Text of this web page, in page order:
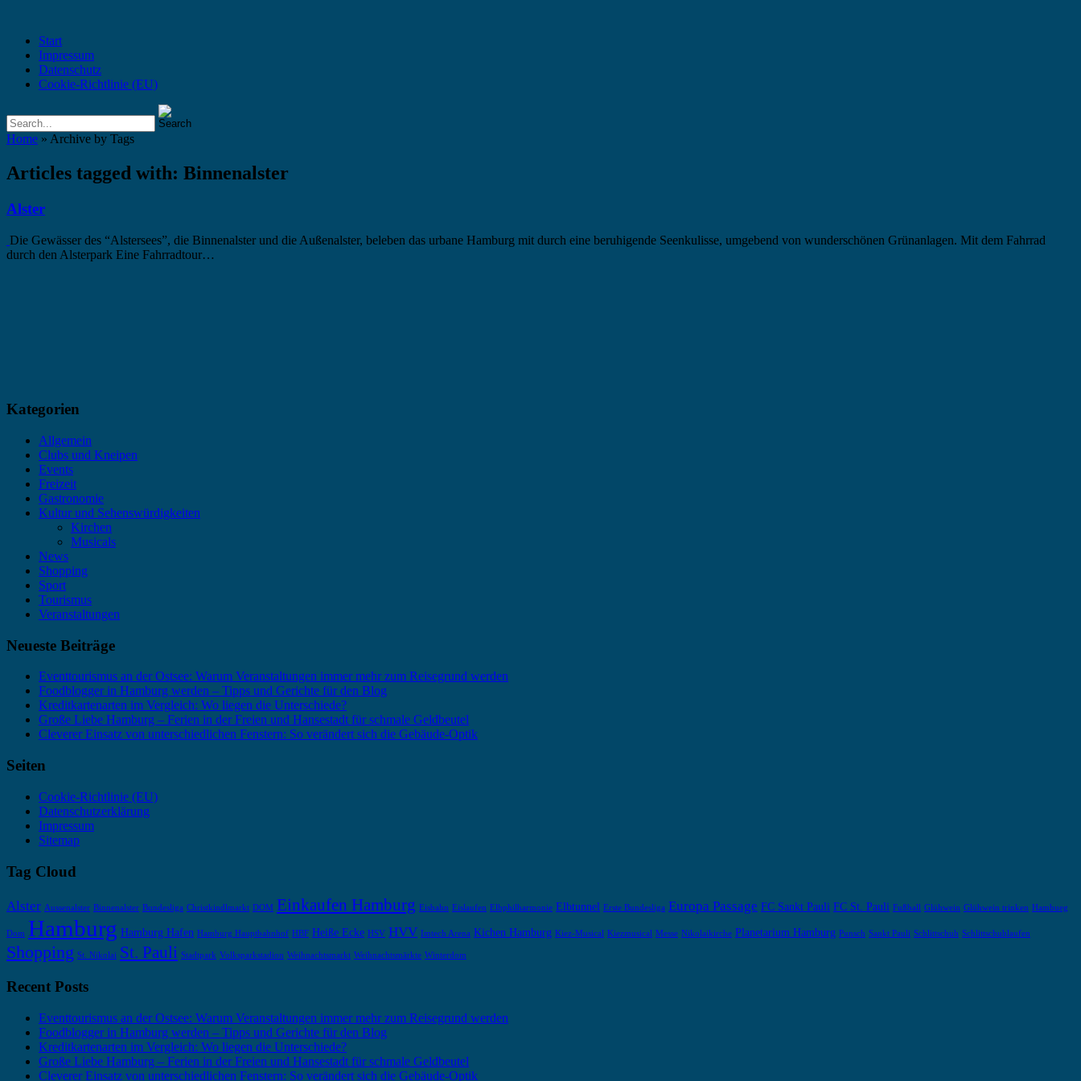
Start
Impressum
Datenschutz
Cookie-Richtlinie (EU)
Home » Archive by Tags
Articles tagged with: Binnenalster
Alster
Die Gewässer des “Alstersees”, die Binnenalster und die Außenalster, beleben das urbane Hamburg mit durch eine beruhigende Seenkulisse, umgebend von wunderschönen Grünanlagen. Mit dem Fahrrad
durch den Alsterpark Eine Fahrradtour…
Kategorien
Allgemein
Clubs und Kneipen
Events
Freizeit
Gastronomie
Kultur und Sehenswürdigkeiten
Kirchen
Musicals
News
Shopping
Sport
Tourismus
Veranstaltungen
Neueste Beiträge
Eventtourismus an der Ostsee: Warum Veranstaltungen immer mehr zum Reisegrund werden
Foodblogger in Hamburg werden – Tipps und Gerichte für den Blog
Kreditkartenarten im Vergleich: Wo liegen die Unterschiede?
Große Liebe Hamburg – Ferien in der Freien und Hansestadt für schmale Geldbeutel
Cleverer Einsatz von unterschiedlichen Fenstern: So verändert sich die Gebäude-Optik
Seiten
Cookie-Richtlinie (EU)
Datenschutzerklärung
Impressum
Sitemap
Tag Cloud
Alster Aussenalster Binnenalster Bundesliga Christkindlmarkt DOM Einkaufen Hamburg Eisbahn Eislaufen Elbphilharmonie Elbtunnel Erste Bundesliga Europa Passage FC Sankt Pauli FC St. Pauli Fußball Glühwein Glühwein trinken Hambueg
Dom Hamburg Hamburg Hafen Hamburg Hauptbahnhof HBF Heiße Ecke HSV HVV Imtech Arena Kichen Hamburg Kiez-Musical Kiezmusical Messe Nikolaikirche Planetarium Hamburg Punsch Sankt Pauli Schlittschuh Schlittschuhlaufen
Shopping St. Nikolai St. Pauli Stadtpark Volksparkstadion Weihnachtsmarkt Weihnachtsmärkte Winterdom
Recent Posts
Eventtourismus an der Ostsee: Warum Veranstaltungen immer mehr zum Reisegrund werden
Foodblogger in Hamburg werden – Tipps und Gerichte für den Blog
Kreditkartenarten im Vergleich: Wo liegen die Unterschiede?
Große Liebe Hamburg – Ferien in der Freien und Hansestadt für schmale Geldbeutel
Cleverer Einsatz von unterschiedlichen Fenstern: So verändert sich die Gebäude-Optik